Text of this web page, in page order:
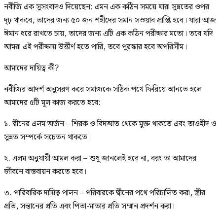
নবীজি এক সুসংবাদও দিয়েছেন: এমন এক কঠিন সময়ে যারা সুন্নতের ওপর
দৃঢ় থাকবে, তাদের জন্য ৫০ জন শহীদের সমান সওয়াব প্রাপ্তি হবে। যারা আজ
ঈমান ধরে রাখতে চায়, তাদের জন্য এটি এক কঠিন পরীক্ষার মতো। তবে যদি
আমরা এই পরীক্ষায় উত্তীর্ণ হতে পারি, তবে পুরস্কার হবে অপরিসীম।
আমাদের দায়িত্ব কী?
নবীজির আদর্শ অনুসরণ করে সমাজকে সঠিক পথে ফিরিয়ে আনতে হলে
আমাদের ৫টি মূল কাজ করতে হবে:
১. দ্বীনের এলম অর্জন – শিরক ও বিদআত থেকে মুক্ত থাকতে এবং তাওহীদ ও
সুন্নত সম্পর্কে সচেতন থাকতে।
২. এলম অনুযায়ী আমল করা – শুধু জানলেই হবে না, বরং তা আমাদের
জীবনে বাস্তবায়ন করতে হবে।
৩. পারিবারিক দায়িত্ব পালন – পরিবারকে দ্বীনের পথে পরিচালিত করা, স্ত্রীর
প্রতি, সন্তানের প্রতি এবং পিতা-মাতার প্রতি সম্মান প্রদর্শন করা।